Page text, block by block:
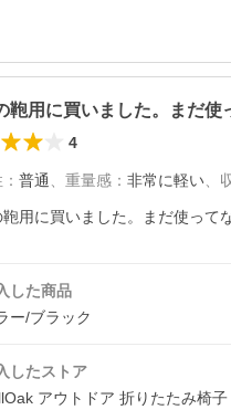
鞄用に買いました。まだ
4
： 普通 、 重量感 ： 非常に軽い、
用に買いました。まだ使って
した商品
ー/ブラック
したストア
アウトドア 折りたたみ椅子